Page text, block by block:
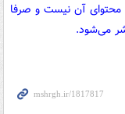
محتوای آن نیست و صرفا
می‌شود.